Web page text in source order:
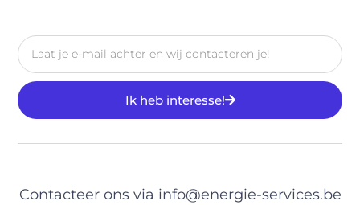
Ik heb interesse!
Contacteer ons via info@energie-services.be